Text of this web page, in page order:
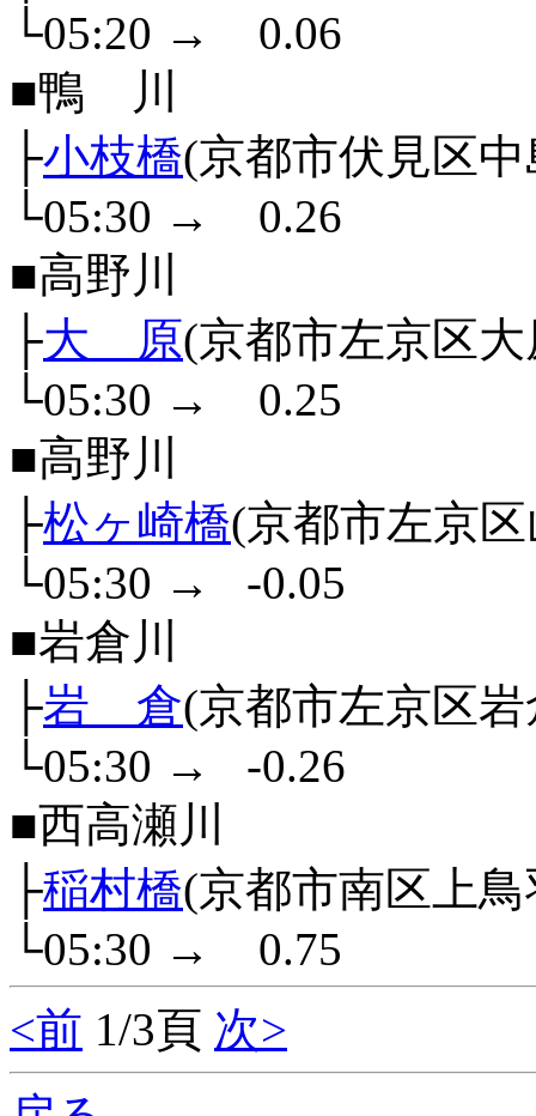
└05:20 →
0.06
■鴨 川
├小枝橋(京都市伏見区
└05:30 →
0.26
■高野川
├大 原(京都市左京区
└05:30 →
0.25
■高野川
├松ヶ崎橋(京都市左京
└05:30 →
-0.05
■岩倉川
├岩 倉(京都市左京区
└05:30 →
-0.26
■西高瀬川
├稲村橋(京都市南区上
└05:30 →
0.75
<前 1/3頁 次>